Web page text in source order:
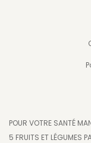
POUR VOTRE SANTÉ
5 FRUITS ET LÉGUMES